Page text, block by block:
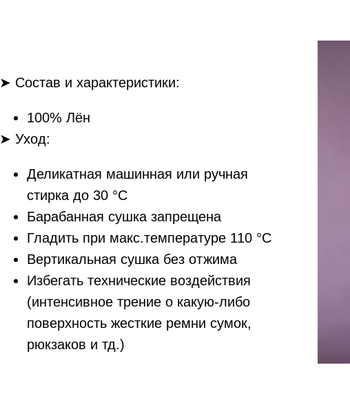
➤ Состав и характеристики:
100% Лён
➤ Уход:
Деликатная машинная или ручная
стирка до 30 °С
Барабанная сушка запрещена
Гладить при макс.температуре 110 °С
Вертикальная сушка без отжима
Избегать технические воздействия
(интенсивное трение о какую-либо
поверхность жесткие ремни сумок,
рюкзаков и тд.)